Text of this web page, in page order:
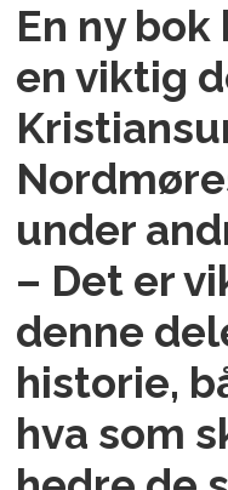
En ny
en viktig
under
– Det er
denne
historie,
hva som